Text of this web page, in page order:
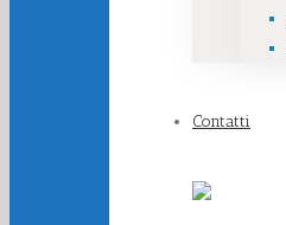
Contatti